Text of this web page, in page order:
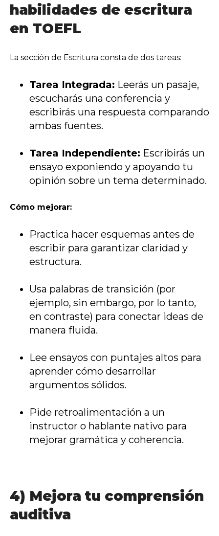
habilidades de escritura
en TOEFL
La sección de Escritura consta de dos tareas:
Tarea Integrada: Leerás un pasaje,
escucharás una conferencia y
escribirás una respuesta comparando
ambas fuentes.
Tarea Independiente: Escribirás un
ensayo exponiendo y apoyando tu
opinión sobre un tema determinado.
Cómo mejorar:
Practica hacer esquemas antes de
escribir para garantizar claridad y
estructura.
Usa palabras de transición (por
ejemplo, sin embargo, por lo tanto,
en contraste) para conectar ideas de
manera fluida.
Lee ensayos con puntajes altos para
aprender cómo desarrollar
argumentos sólidos.
Pide retroalimentación a un
instructor o hablante nativo para
mejorar gramática y coherencia.
4) Mejora tu comprensión
auditiva